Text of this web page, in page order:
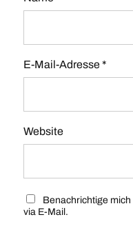
E-Mail-Adresse*
Website
Benachrichtige
via E-Mail.